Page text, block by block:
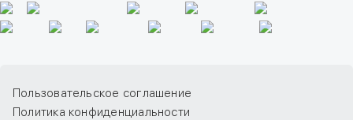
Пользовательское соглашение
Политика конфиденциальности